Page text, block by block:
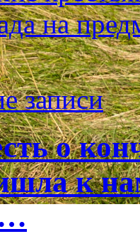
на
записи
о
к